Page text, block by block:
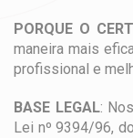
PORQUE O
maneira mais
profissional e
BASE LEGAL:
Lei nº 9394/96,